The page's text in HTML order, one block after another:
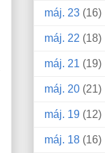
máj. 23 (16)
máj. 22 (18)
máj. 21 (19)
máj. 20 (21)
máj. 19 (12)
máj. 18 (16)